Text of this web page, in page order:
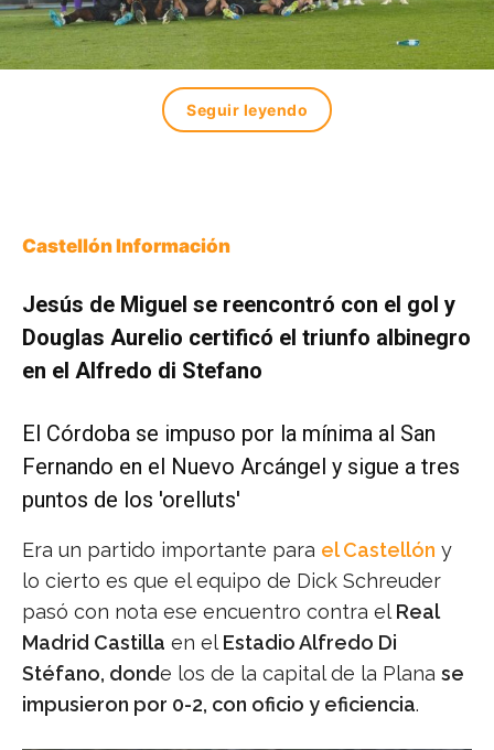
Seguir leyendo
Castellón Información
Jesús de Miguel se reencontró con el gol y
Douglas Aurelio certificó el triunfo albinegro
en el Alfredo di Stefano
El Córdoba se impuso por la mínima al San
Fernando en el Nuevo Arcángel y sigue a tres
puntos de los 'orelluts'
Era un partido importante para el Castellón y
lo cierto es que el equipo de Dick Schreuder
pasó con nota ese encuentro contra el Real
Madrid Castilla en el Estadio Alfredo Di
Stéfano, donde los de la capital de la Plana se
impusieron por 0-2, con oficio y eficiencia.